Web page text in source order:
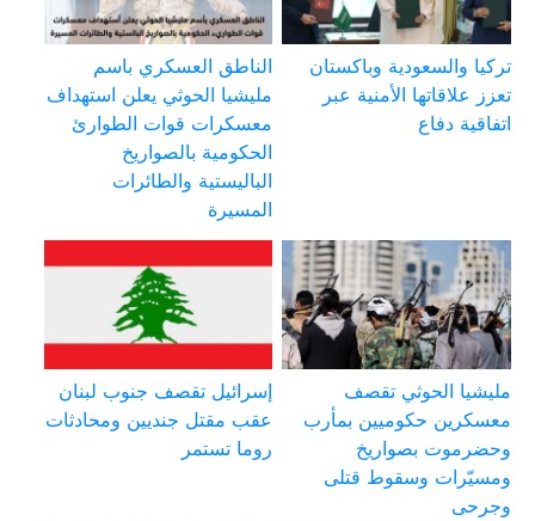
تركيا والسعودية وباكستان
تعزز علاقاتها الأمنية عبر
اتفاقية دفاع
الناطق العسكري باسم
مليشيا الحوثي يعلن استهداف
معسكرات قوات الطوارئ
الحكومية بالصواريخ
الباليستية والطائرات
المسيرة
مليشيا الحوثي تقصف
معسكرين حكوميين بمأرب
وحضرموت بصواريخ
ومسيّرات وسقوط قتلى
وجرحى
إسرائيل تقصف جنوب لبنان
عقب مقتل جنديين ومحادثات
روما تستمر